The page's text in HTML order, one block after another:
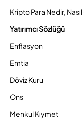
Kripto Para Nedir, Nasıl
Yatırımcı Sözlüğü
Enflasyon
Emtia
Döviz Kuru
Ons
Menkul Kıymet